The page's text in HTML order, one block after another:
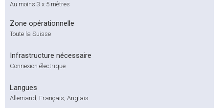
Au moins 3 x 5 mètres
Zone opérationnelle
Toute la Suisse
Infrastructure nécessaire
Connexion électrique
Langues
Allemand, Français, Anglais